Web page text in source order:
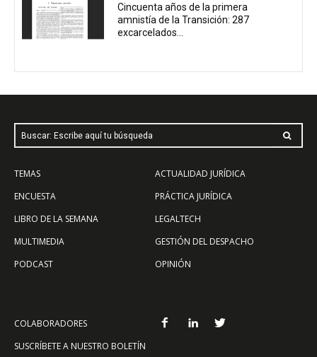
Cincuenta años de la primera
amnistía de la Transición: 287
excarcelados...
Buscar: Escribe aquí tu búsqueda
TEMAS
ENCUESTA
LIBRO DE LA SEMANA
MULTIMEDIA
PODCAST
ACTUALIDAD JURÍDICA
PRÁCTICA JURÍDICA
LEGALTECH
GESTIÓN DEL DESPACHO
OPINIÓN
COLABORADORES
SUSCRÍBETE A NUESTRO BOLETÍN